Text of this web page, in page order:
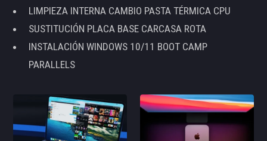
LIMPIEZA INTERNA CAMBIO PASTA TÉRMICA CPU
SUSTITUCIÓN PLACA BASE CARCASA ROTA
INSTALACIÓN WINDOWS 10/11 BOOT CAMP
PARALLELS